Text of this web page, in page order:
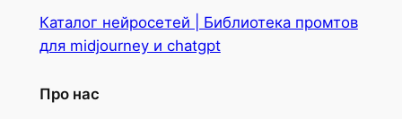
Каталог нейросетей | Библиотека промтов
для midjourney и chatgpt
Про нас